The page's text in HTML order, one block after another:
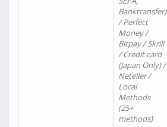
Banktransfer)
/ Perfect
Money /
Bitpay / Skrill
/ Credit card
(Japan Only) /
Neteller /
Local
Methods
(25+
methods)